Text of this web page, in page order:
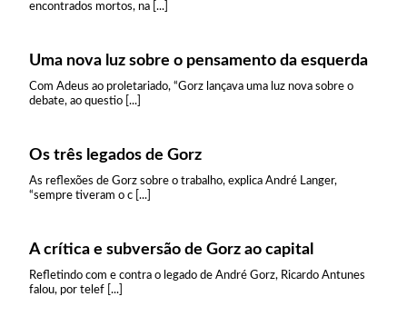
encontrados mortos, na [...]
Uma nova luz sobre o pensamento da esquerda
Com Adeus ao proletariado, “Gorz lançava uma luz nova sobre o
debate, ao questio [...]
Os três legados de Gorz
As reflexões de Gorz sobre o trabalho, explica André Langer,
“sempre tiveram o c [...]
A crítica e subversão de Gorz ao capital
Refletindo com e contra o legado de André Gorz, Ricardo Antunes
falou, por telef [...]